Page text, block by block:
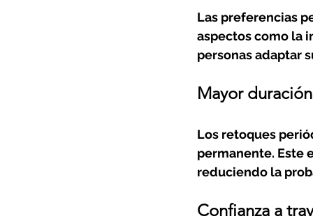
Las preferencias
aspectos como la
personas adaptar
Mayor
Los retoques
permanente. Este
reduciendo la
Confianza a